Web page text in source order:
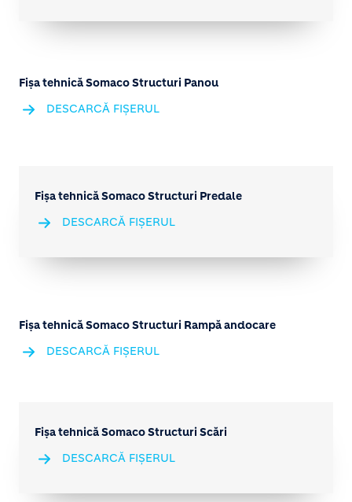
Fișa tehnică Somaco Structuri Panou
DESCARCĂ FIȘERUL
Fișa tehnică Somaco Structuri Predale
DESCARCĂ FIȘERUL
Fișa tehnică Somaco Structuri Rampă andocare
DESCARCĂ FIȘERUL
Fișa tehnică Somaco Structuri Scări
DESCARCĂ FIȘERUL